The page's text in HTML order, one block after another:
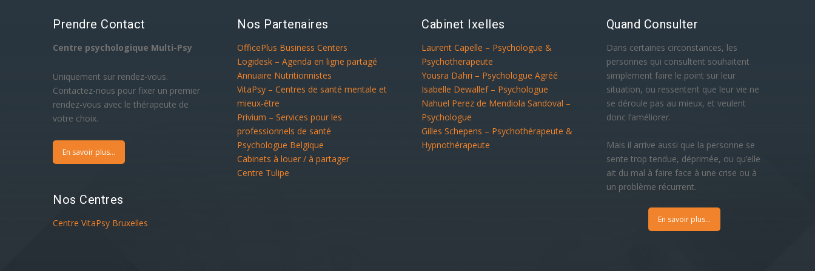
Prendre Contact
Centre psychologique Multi-Psy
Uniquement sur rendez-vous.
Contactez-nous pour fixer un premier
rendez-vous avec le thérapeute de
votre choix.
En savoir plus...
Nos Centres
Centre VitaPsy Bruxelles
Nos Partenaires
OfficePlus Business Centers
Logidesk – Agenda en ligne partagé
Annuaire Nutritionnistes
VitaPsy – Centres de santé mentale et
mieux-être
Privium – Services pour les
professionnels de santé
Psychologue Belgique
Cabinets à louer / à partager
Centre Tulipe
Cabinet Ixelles
Laurent Capelle – Psychologue &
Psychotherapeute
Yousra Dahri – Psychologue Agréé
Isabelle Dewallef – Psychologue
Nahuel Perez de Mendiola Sandoval –
Psychologue
Gilles Schepens – Psychothérapeute &
Hypnothérapeute
Quand Consulter
Dans certaines circonstances, les
personnes qui consultent souhaitent
simplement faire le point sur leur
situation, ou ressentent que leur vie ne
se déroule pas au mieux, et veulent
donc l’améliorer.
Mais il arrive aussi que la personne se
sente trop tendue, déprimée, ou qu’elle
ait du mal à faire face à une crise ou à
un problème récurrent.
En savoir plus...